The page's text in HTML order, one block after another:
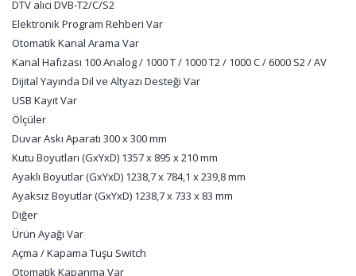
DTV alıcı DVB-T2/C/S2
Elektronik Program Rehberi Var
Otomatik Kanal Arama Var
Kanal Hafızası 100 Analog / 1000 T / 1000 T2 / 1000 C / 6000 S2 / AV
Dijital Yayında Dil ve Altyazı Desteği Var
USB Kayıt Var
Ölçüler
Duvar Askı Aparatı 300 x 300 mm
Kutu Boyutları (GxYxD) 1357 x 895 x 210 mm
Ayaklı Boyutlar (GxYxD) 1238,7 x 784,1 x 239,8 mm
Ayaksız Boyutlar (GxYxD) 1238,7 x 733 x 83 mm
Diğer
Ürün Ayağı Var
Açma / Kapama Tuşu Switch
Otomatik Kapanma Var